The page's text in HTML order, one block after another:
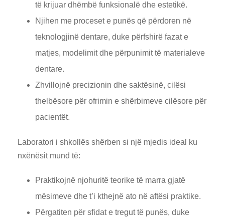
të krijuar dhëmbë funksionalë dhe estetikë.
Njihen me proceset e punës që përdoren në
teknologjinë dentare, duke përfshirë fazat e
matjes, modelimit dhe përpunimit të materialeve
dentare.
Zhvillojnë precizionin dhe saktësinë, cilësi
thelbësore për ofrimin e shërbimeve cilësore për
pacientët.
Laboratori i shkollës shërben si një mjedis ideal ku
nxënësit mund të:
Praktikojnë njohuritë teorike të marra gjatë
mësimeve dhe t’i kthejnë ato në aftësi praktike.
Përgatiten për sfidat e tregut të punës, duke